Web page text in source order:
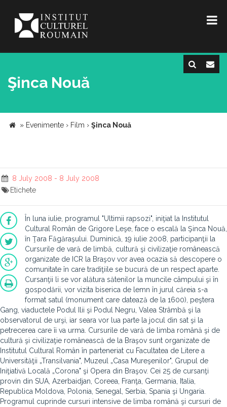
Şinca Nouă
» Evenimente › Film › Şinca Nouă
8 July 2008 - 8 July 2008
Etichete
În luna iulie, programul "Ultimii rapsozi", iniţiat la Institutul
Cultural Român de Grigore Leşe, face o escală la Şinca Nouă,
în Ţara Făgăraşului. Duminică, 19 iulie 2008, participanţii la
Cursurile de vară de limbă, cultură şi civilizaţie românească
organizate de ICR la Braşov vor avea ocazia să descopere o
comunitate în care tradiţiile se bucură de un respect aparte.
Cursanţii li se vor alătura sătenilor la muncile câmpului şi în
gospodării, vor vizita biserica de lemn în jurul căreia s-a
format satul (monument care datează de la 1600), peştera
Gang, viaductele Podul Ilii şi Podul Negru, Valea Strâmbă şi la
observatorul de urşi, iar seara vor lua parte la jocul din sat şi la
petrecerea care îi va urma. Cursurile de vară de limba română şi de
cultură şi civilizaţie românească de la Braşov sunt organizate de
Institutul Cultural Român în parteneriat cu Facultatea de Litere a
Universităţii „Transilvania", Muzeul „Casa Mureşenilor", Grupul de
Iniţiativă Locală „Corona" şi Opera din Braşov. Cei 25 de cursanţi
provin din SUA, Azerbaidjan, Coreea, Franţa, Germania, Italia,
Republica Moldova, Polonia, Senegal, Serbia, Spania şi Ungaria.
Programul cuprinde cursuri intensive de limba română şi cursuri de